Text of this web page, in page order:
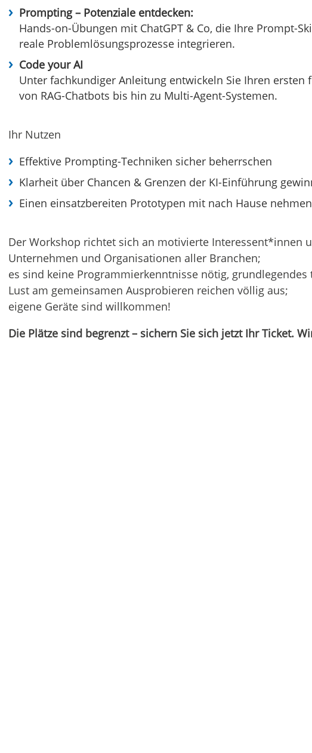
Prompting – Potenziale entdecken:
Hands-on-Übungen mit ChatGPT & Co, die Ihre Prompt-
reale Problem­lösungs­prozesse integrieren.
Code your AI
Unter fachkundiger Anleitung entwickeln Sie Ihren ersten
von RAG-Chatbots bis hin zu Multi-Agent-Systemen.
Ihr Nutzen
Effektive Prompting-Techniken sicher beherrschen
Klarheit über Chancen & Grenzen der KI-Einführung
Einen einsatzbereiten Prototypen mit nach Hause
Der Workshop richtet sich an motivierte Interessent*innen
Unternehmen und Organisationen aller Branchen;
es sind keine Programmier­kenntnisse nötig,
Lust am gemeinsamen Ausprobieren reichen völlig aus;
eigene Geräte sind willkommen!
Die Plätze sind begrenzt – sichern Sie sich jetzt Ihr Ticket.